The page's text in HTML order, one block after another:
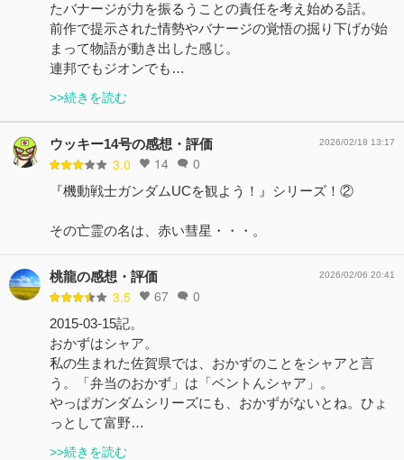
たバナージが力を振るうことの責任を考え始める話。
前作で提示された情勢やバナージの覚悟の掘り下げが始
まって物語が動き出した感じ。
連邦でもジオンでも…
>>続きを読む
ウッキー14号の感想・評価
3.0 14 0
2026/02/18 13:17
『機動戦士ガンダムUCを観よう！』シリーズ！②
その亡霊の名は、赤い彗星・・・。
桃龍の感想・評価
3.5 67 0
2026/02/06 20:41
2015-03-15記。
おかずはシャア。
私の生まれた佐賀県では、おかずのことをシャアと言
う。「弁当のおかず」は「ベントんシャア」。
やっぱガンダムシリーズにも、おかずがないとね。ひょ
っとして富野…
>>続きを読む